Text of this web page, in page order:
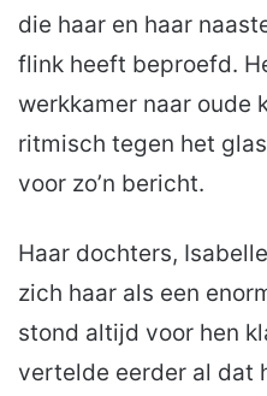
die haar en haar
flink heeft beproefd.
werkkamer naar oude
ritmisch tegen het
voor zo’n bericht.
Haar dochters,
zich haar als een
stond altijd voor hen
vertelde eerder al dat